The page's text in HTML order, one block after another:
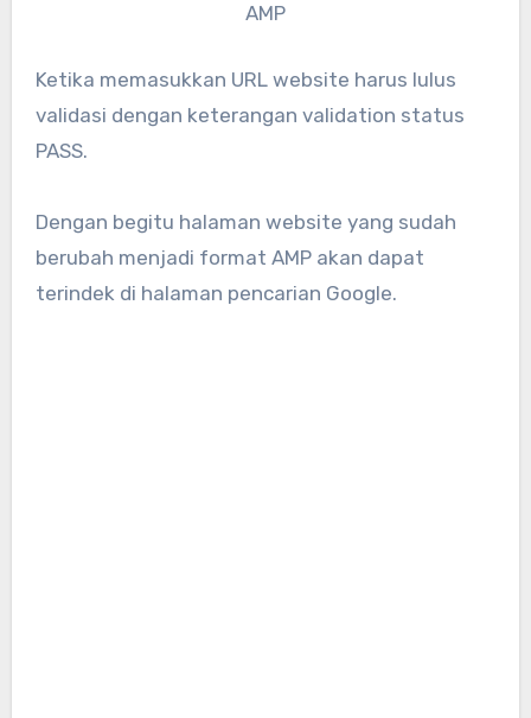
AMP
Ketika memasukkan URL website harus lulus
validasi dengan keterangan validation status
PASS.
Dengan begitu halaman website yang sudah
berubah menjadi format AMP akan dapat
terindek di halaman pencarian Google.